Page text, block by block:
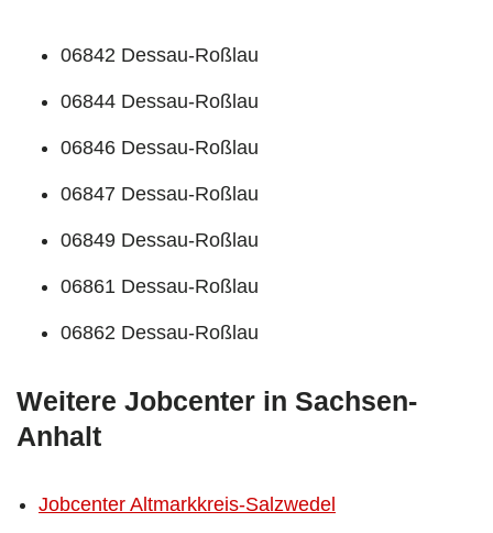
06842 Dessau-Roßlau
06844 Dessau-Roßlau
06846 Dessau-Roßlau
06847 Dessau-Roßlau
06849 Dessau-Roßlau
06861 Dessau-Roßlau
06862 Dessau-Roßlau
Weitere Jobcenter in Sachsen-
Anhalt
Jobcenter Altmarkkreis-Salzwedel